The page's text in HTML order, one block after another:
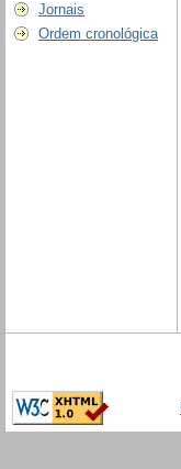
Jornais
Ordem cronológica